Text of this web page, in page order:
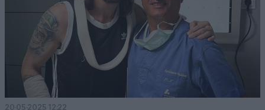
20·05·2025 12:22